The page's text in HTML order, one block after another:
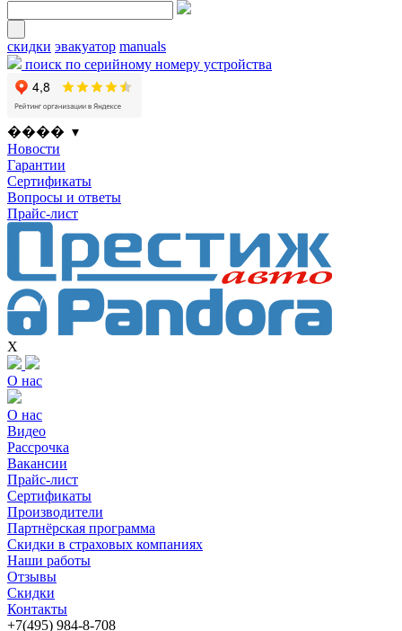
скидки эвакуатор manuals
поиск по серийному номеру устройства
���� ▾
Новости
Гарантии
Сертификаты
Вопросы и ответы
Прайс-лист
X
О нас
О нас
Видео
Рассрочка
Вакансии
Прайс-лист
Сертификаты
Производители
Партнёрская программа
Скидки в страховых компаниях
Наши работы
Отзывы
Скидки
Контакты
+7(495) 984-8-708